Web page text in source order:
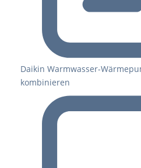
Daikin Warmwasser-
kombinieren